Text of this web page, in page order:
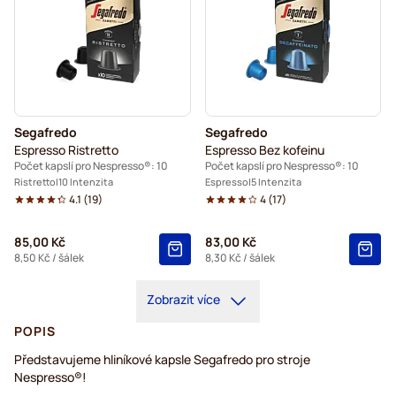
Segafredo
Espresso Ristretto
Počet kapslí pro Nespresso®: 10
Ristretto 10 Intenzita
4.1 (19)
85,00 Kč
8,50 Kč / šálek
Segafredo
Espresso Bez kofeinu
Počet kapslí pro Nespresso®: 10
Espresso 5 Intenzita
4(17)
83,00 Kč
8,30 Kč / šálek
Zobrazit více
POPIS
Představujeme hliníkové kapsle Segafredo pro stroje
Nespresso®!